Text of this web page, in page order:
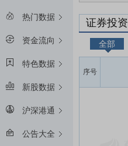
热门数据
资金流向
特色数据
新股数据
沪深港通
公告大全
证券投资
全部
序号